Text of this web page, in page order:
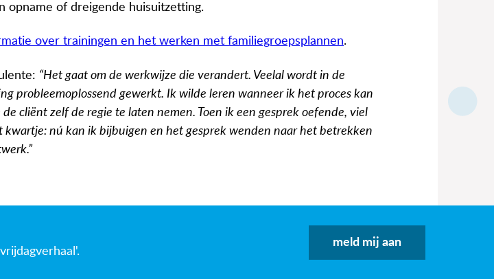
opname of dreigende huisuitzetting.
over trainingen en het werken met familiegroepsplannen.
“Het gaat om de werkwijze die verandert. Veelal wordt in de
probleemoplossend gewerkt. Ik wilde leren wanneer ik het proces kan
de cliënt zelf de regie te laten nemen. Toen ik een gesprek oefende, viel
kwartje: nú kan ik bijbuigen en het gesprek wenden naar het betrekken
meld mij aan